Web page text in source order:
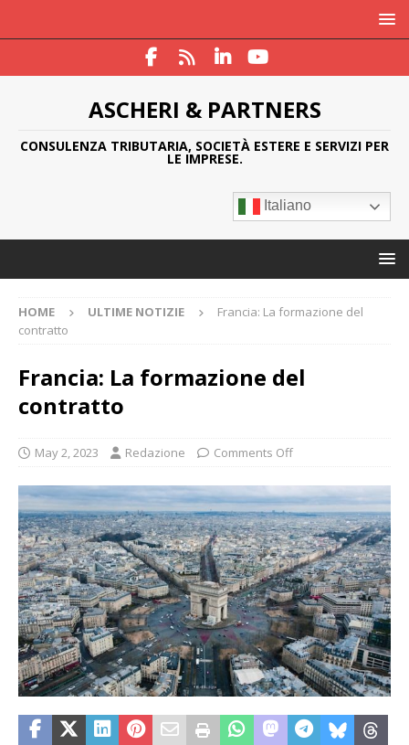
ASCHERI & PARTNERS
CONSULENZA TRIBUTARIA, SOCIETÀ ESTERE E SERVIZI PER
LE IMPRESE.
Italiano
HOME ULTIME NOTIZIE
Francia: La formazione del
contratto
Francia: La formazione del
contratto
May 2, 2023 Redazione Comments Off